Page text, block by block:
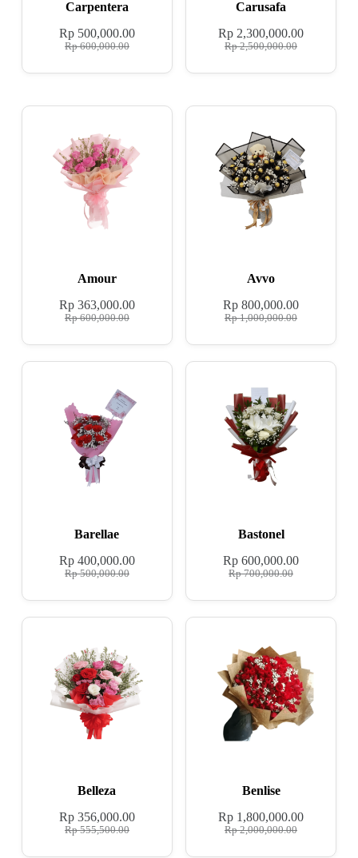
Carpentera
Rp600,000.00
Rp500,000.00
Carusafa
Rp2,500,000.00
Rp 2,300,000.00
Amour
Rp600,000.00
Rp363,000.00
Avvo
Rp1,000,000.00
Rp 800,000.00
Barellae
Rp500,000.00
Rp400,000.00
Bastonel
Rp700,000.00
Rp 600,000.00
Belleza
Rp555,500.00
Rp356,000.00
Benlise
Rp2,000,000.00
Rp 1,800,000.00